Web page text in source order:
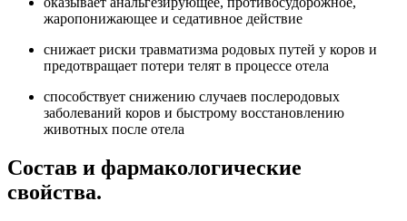
жаропонижающее и седативное действие
снижает риски травматизма родовых путей у коров и
предотвращает потери телят в процессе отела
способствует снижению случаев послеродовых
заболеваний коров и быстрому восстановлению
животных после отела
Состав и фармакологические
свойства.